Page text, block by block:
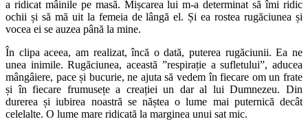
a ridicat mâinile pe masă. Mișcarea lui m-a determinat să îmi ridic
ochii și să mă uit la femeia de lângă el. Și ea rostea rugăciunea și
vocea ei se auzea până la mine.
În clipa aceea, am realizat, încă o dată, puterea rugăciunii. Ea ne
unea inimile. Rugăciunea, această ”respirație a sufletului”, aducea
mângâiere, pace și bucurie, ne ajuta să vedem în fiecare om un frate
și în fiecare frumusețe a creației un dar al lui Dumnezeu. Din
durerea și iubirea noastră se năștea o lume mai puternică decât
celelalte. O lume mare ridicată la marginea unui sat mic.